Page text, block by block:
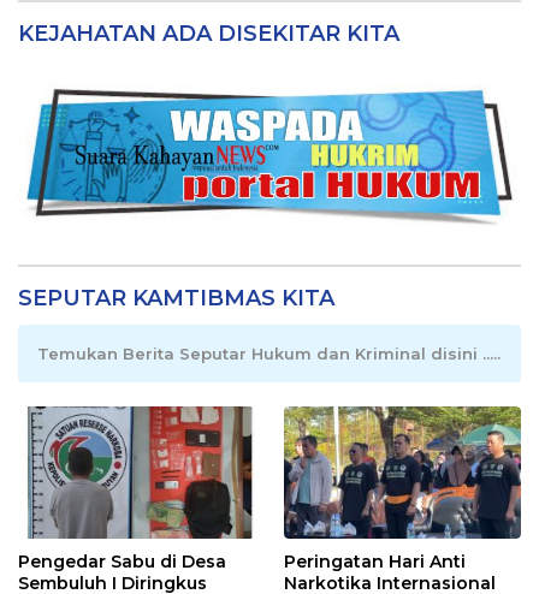
KEJAHATAN ADA DISEKITAR KITA
SEPUTAR KAMTIBMAS KITA
Temukan Berita Seputar Hukum dan Kriminal disini .....
Pengedar Sabu di Desa
Sembuluh I Diringkus
Peringatan Hari Anti
Narkotika Internasional